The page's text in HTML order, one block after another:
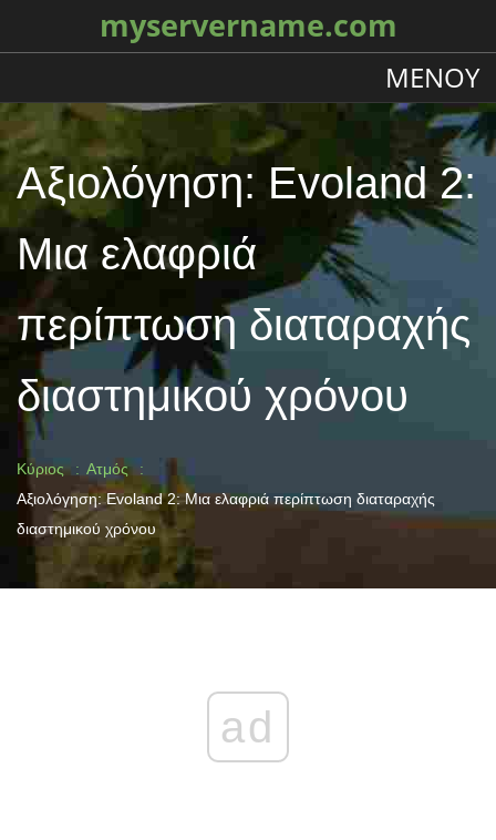
myservername.com
ΜΕΝΟΎ
Αξιολόγηση: Evoland 2:
Μια ελαφριά
περίπτωση διαταραχής
διαστημικού χρόνου
Κύριος
Ατμός
Αξιολόγηση: Evoland 2: Μια ελαφριά περίπτωση διαταραχής
διαστημικού χρόνου
ad